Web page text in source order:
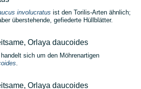
involucratus ist den Torilis-Arten ähnlich;
überstehende, gefiederte Hüllblätter.
sich um den Möhrenartigen
.